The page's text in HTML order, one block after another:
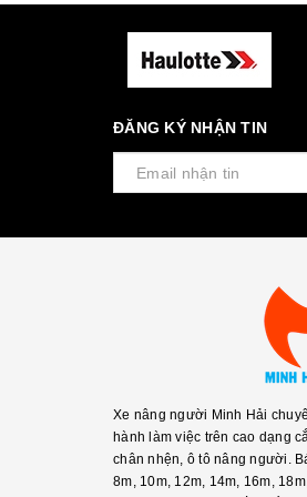
ĐĂNG KÝ NHẬN TIN
Xe nâng người Minh Hải
hành làm việc trên cao dạng
chân nhện, ô tô nâng người.
8m, 10m, 12m, 14m, 16m,